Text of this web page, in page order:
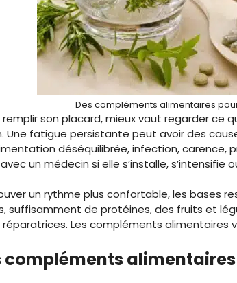
Des compléments alimentaires
son placard, mieux vaut regarder ce
Une fatigue persistante peut avoir des
déséquilibrée, infection, carence,
un médecin si elle s’installe, s’intensifie
un rythme plus confortable, les bases
suffisamment de protéines, des fruits et
Les compléments alimentaires
compléments